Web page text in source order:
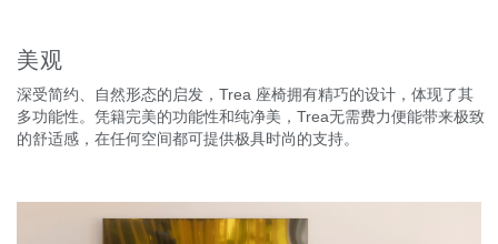
美观
深受简约、自然形态的启发，Trea 座椅拥有精巧的设计，体现了其
多功能性。凭籍完美的功能性和纯净美，Trea无需费力便能带来极致
的舒适感，在任何空间都可提供极具时尚的支持。